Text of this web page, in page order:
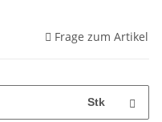
Frage zum Artikel
Stk